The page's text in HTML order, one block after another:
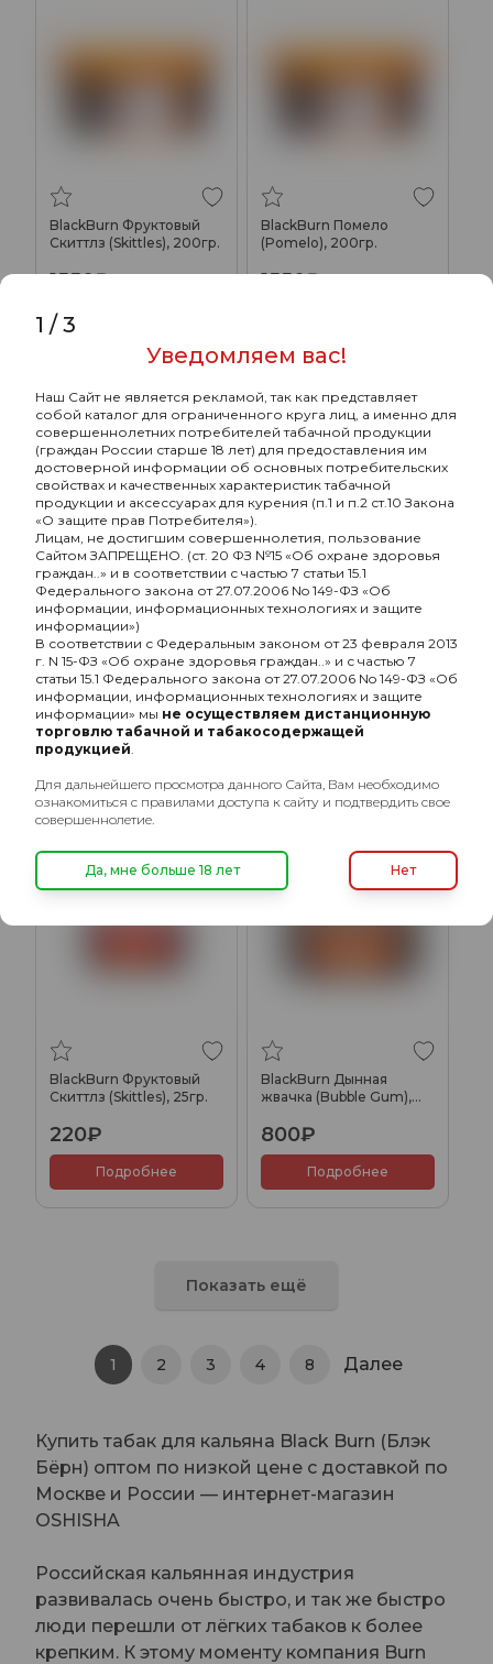
BlackBurn Фруктовый
Скиттлз (Skittles), 200гр.
1550₽
BlackBurn Помело
(Pomelo), 200гр.
1550₽
ХИТ
BlackBurn Фруктовый
Скиттлз (Skittles), 100гр.
800₽
Подробнее
ХИТ
BlackBurn Помело
(Pomelo), 100гр.
800₽
ХИТ
BlackBurn Фруктовый
Скиттлз (Skittles), 25гр.
220₽
Подробнее
BlackBurn Дынная
жвачка (Bubble Gum),
800₽
Подробнее
Показать ещё
1 2 3 4 8 Далее
Купить табак для кальяна Black Burn (Блэк
Бёрн) оптом по низкой цене с доставкой по
Москве и России — интернет-магазин
OSHISHA
Российская кальянная индустрия
развивалась очень быстро, и так же быстро
люди перешли от лёгких табаков к более
крепким. К этому моменту компания Burn
1 /3
Уведомляем вас!
Наш Сайт не является рекламой, так как представляет
собой каталог для ограниченного круга лиц, а именно для
совершеннолетних потребителей табачной продукции
(граждан России старше 18 лет) для предоставления им
достоверной информации об основных потребительских
свойствах и качественных характеристик табачной
продукции и аксессуарах для курения (п.1 и п.2 ст.10 Закона
«О защите прав Потребителя»).
Лицам, не достигшим совершеннолетия, пользование
Сайтом ЗАПРЕЩЕНО. (ст. 20 ФЗ №15 «Об охране здоровья
граждан..» и в соответствии с частью 7 статьи 15.1
Федерального закона от 27.07.2006 No 149-ФЗ «Об
информации, информационных технологиях и защите
информации»)
В соответствии с Федеральным законом от 23 февраля 2013
г. N 15-ФЗ «Об охране здоровья граждан..» и с частью 7
статьи 15.1 Федерального закона от 27.07.2006 No 149-ФЗ «Об
информации, информационных технологиях и защите
информации» мы не осуществляем дистанционную
торговлю табачной и табакосодержащей
продукцией
Для дальнейшего просмотра данного Сайта, Вам необходимо
ознакомиться с правилами доступа к сайту и подтвердить свое
совершеннолетие.
Да, мне больше 18 лет Нет